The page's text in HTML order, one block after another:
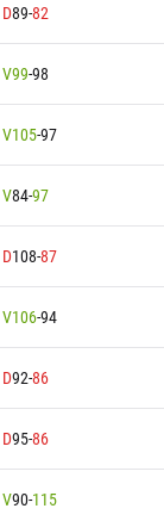
D89-82
V99-98
V105-97
V84-97
D108-87
V106-94
D92-86
D95-86
V90-115